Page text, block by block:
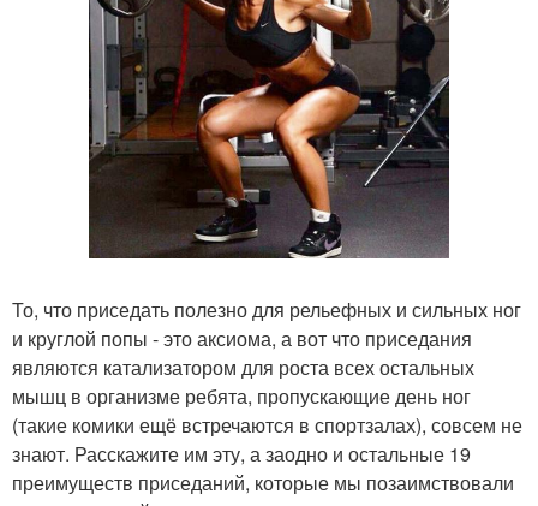
То, что приседать полезно для рельефных и сильных ног
и круглой попы - это аксиома, а вот что приседания
являются катализатором для роста всех остальных
мышц в организме ребята, пропускающие день ног
(такие комики ещё встречаются в спортзалах), совсем не
знают. Расскажите им эту, а заодно и остальные 19
преимуществ приседаний, которые мы позаимствовали